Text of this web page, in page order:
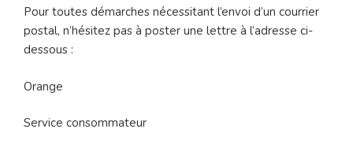
Pour toutes démarches nécessitant l’envoi d’un courrier
postal, n’hésitez pas à poster une lettre à l’adresse ci-
dessous :
Orange
Service consommateur